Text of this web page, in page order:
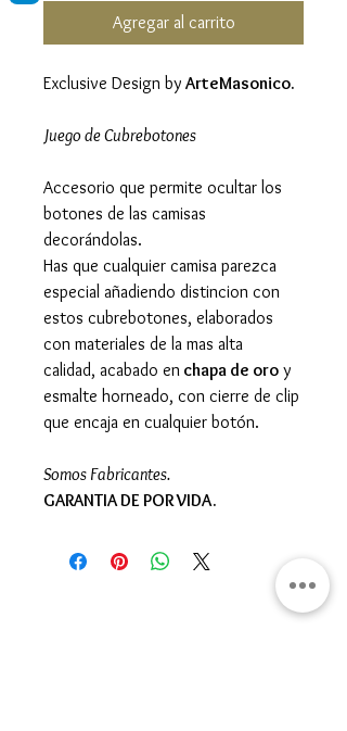
Agregar al carrito
Exclusive Design by ArteMasonico.
Juego de Cubrebotones
Accesorio que permite ocultar los
botones de las camisas
decorándolas.
Has que cualquier camisa parezca
especial añadiendo distincion con
estos cubrebotones, elaborados
con materiales de la mas alta
calidad, acabado en chapa de oro y
esmalte horneado, con cierre de clip
que encaja en cualquier botón.
Somos Fabricantes.
GARANTIA DE POR VIDA.